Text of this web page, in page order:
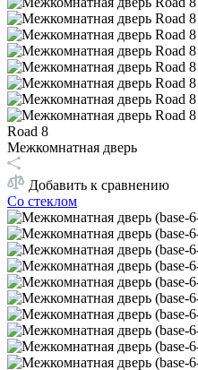
Road 8
Межкомнатная дверь
Добавить к сравнению
Со стеклом